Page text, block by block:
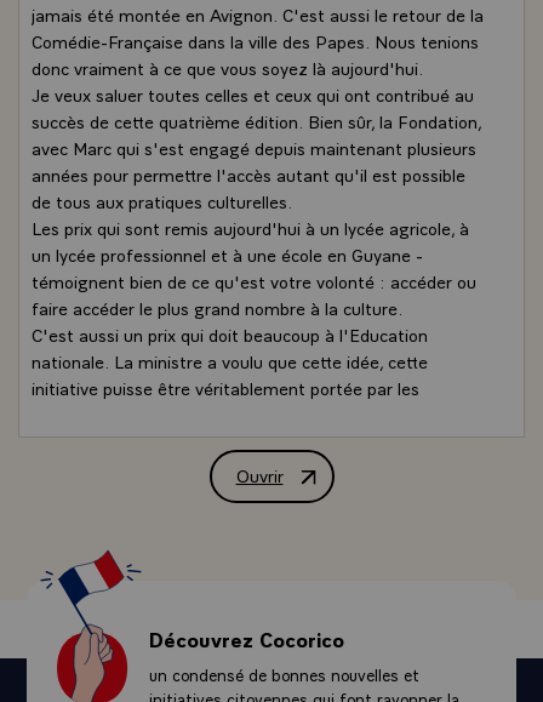
jamais été montée en Avignon. C'est aussi le retour de la
Comédie-Française dans la ville des Papes. Nous tenions
donc vraiment à ce que vous soyez là aujourd'hui.
Je veux saluer toutes celles et ceux qui ont contribué au
succès de cette quatrième édition. Bien sûr, la Fondation,
avec Marc qui s'est engagé depuis maintenant plusieurs
années pour permettre l'accès autant qu'il est possible
de tous aux pratiques culturelles.
Les prix qui sont remis aujourd'hui à un lycée agricole, à
un lycée professionnel et à une école en Guyane -
témoignent bien de ce qu'est votre volonté : accéder ou
faire accéder le plus grand nombre à la culture.
C'est aussi un prix qui doit beaucoup à l'Education
nationale. La ministre a voulu que cette idée, cette
initiative puisse être véritablement portée par les
la Culture - qui se sont eux aussi pleinement impliqués
dans la mise en valeur de ce que pouvaient être ces
Il fallait également un jury, il faut toujours un jury à un
moment pour décider de ce que doit être un prix.
Comment se fait donc la sélection à partir d'un certain
nombre de projets - plus de 80 - 15 sont retenus et puis
3 sont choisis. C'est à la fois gage de l'excellence et en
même temps, toujours une déception pour autant de
Ouvrir
Déclaration de M. François Hollande,
Découvrez Cocorico
un condensé de bonnes nouvelles et